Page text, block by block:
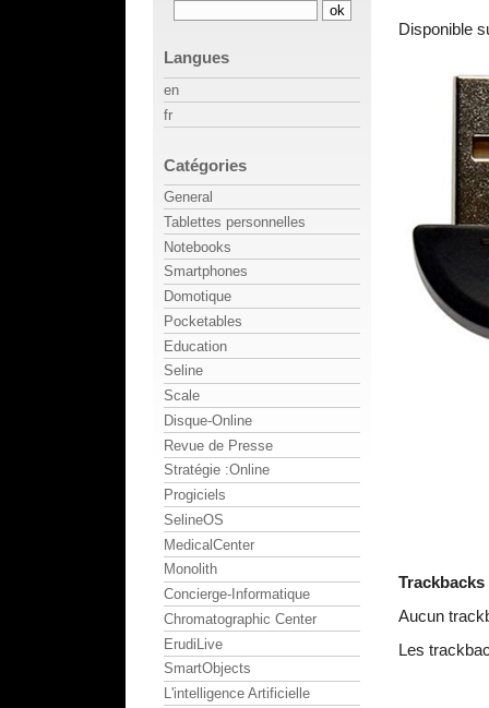
Disponible
Trackbacks
Aucun
Les
Langues
en
fr
Catégories
General
Tablettes personnelles
Notebooks
Smartphones
Domotique
Pocketables
Education
Seline
Scale
Disque-Online
Revue de Presse
Stratégie :Online
Progiciels
SelineOS
MedicalCenter
Monolith
Concierge-Informatique
Chromatographic Center
ErudiLive
SmartObjects
L'intelligence Artificielle